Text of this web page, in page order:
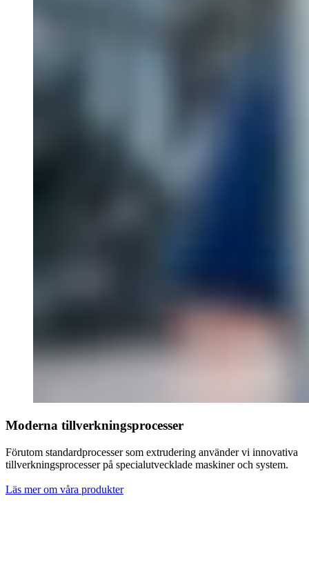
Moderna tillverkningsprocesser
Förutom standardprocesser som extrudering använder vi innovativa
tillverkningsprocesser på specialutvecklade maskiner och system.
Läs mer om våra produkter